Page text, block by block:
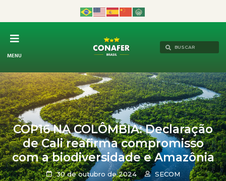
MENU
COP16 NA COLÔMBIA: Declaração
de Cali reafirma compromisso
com a biodiversidade e Amazônia
30 de outubro de 2024 SECOM